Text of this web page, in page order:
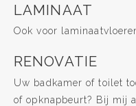
LAMINAAT
Ook voor
RENOVATIE
Uw badkamer of toilet
of opknapbeurt? Bij mij